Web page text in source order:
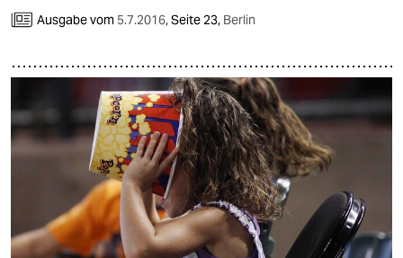
Ausgabe vom 5.7.2016,Seite 23, Berlin